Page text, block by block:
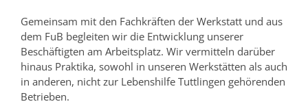
Gemeinsam mit den Fachkräften der Werkstatt und aus
dem FuB begleiten wir die Entwicklung unserer
Beschäftigten am Arbeitsplatz. Wir vermitteln darüber
hinaus Praktika, sowohl in unseren Werkstätten als auch
in anderen, nicht zur Lebenshilfe Tuttlingen gehörenden
Betrieben.